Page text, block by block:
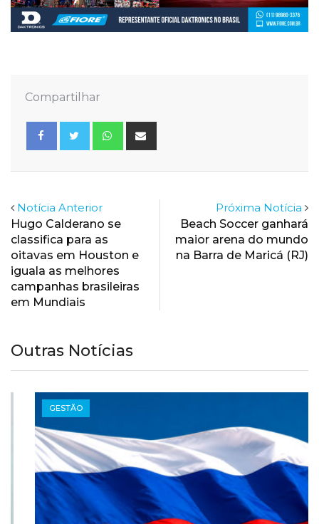
Compartilhar
Whatsapp
Notícia Anterior
Hugo Calderano se
classifica para as
oitavas em Houston e
iguala as melhores
campanhas brasileiras
em Mundiais
Próxima Notícia
Beach Soccer ganhará
maior arena do mundo
na Barra de Maricá (RJ)
Outras Notícias
GESTÃO